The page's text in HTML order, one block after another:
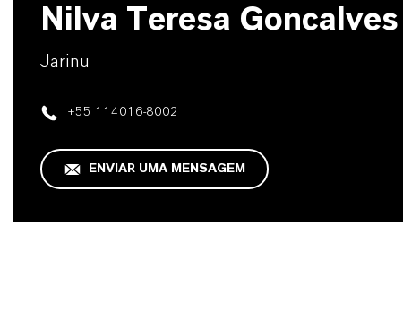
Nilva Teresa Goncalves
Jarinu
+55 114016-8002
ENVIAR UMA MENSAGEM